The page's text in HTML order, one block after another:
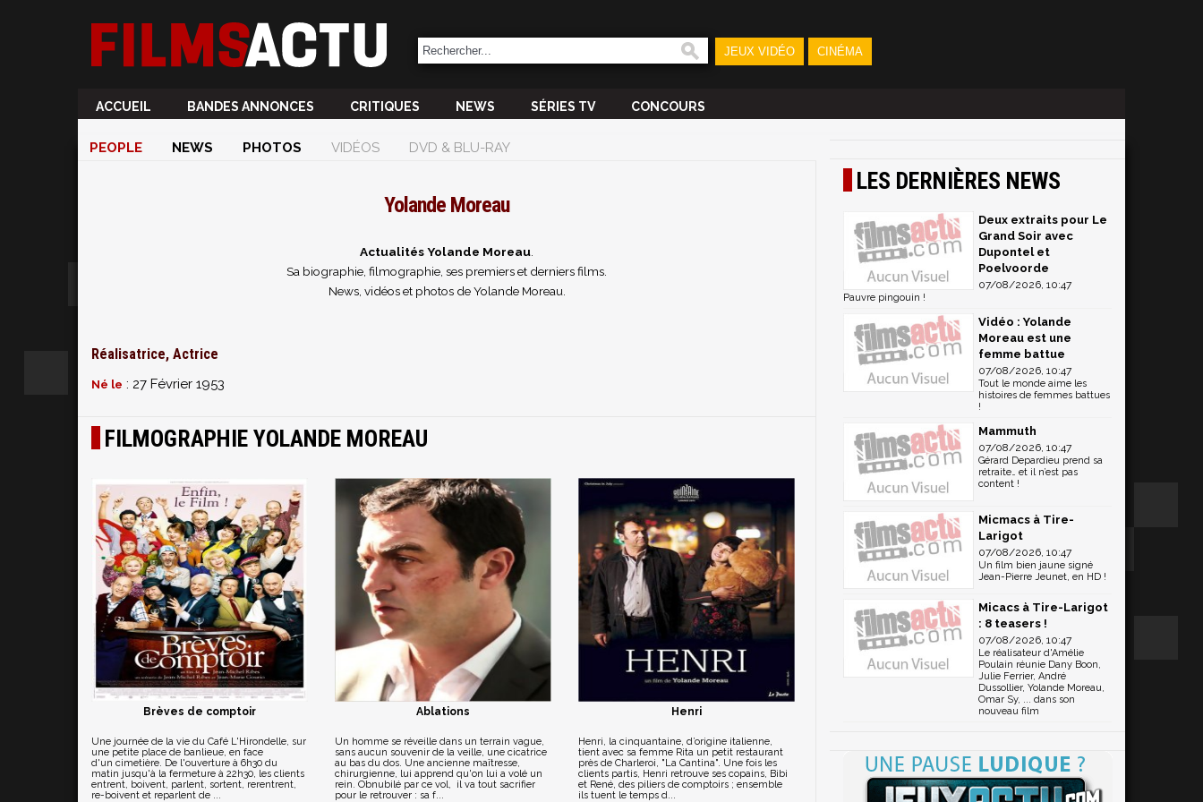
JEUX VIDÉO CINÉMA
ACCUEIL BANDES ANNONCES CRITIQUES NEWS SÉRIES TV CONCOURS
PEOPLE NEWS PHOTOS VIDÉOS DVD & BLU-RAY
Yolande Moreau
Actualités Yolande Moreau
Sa biographie, filmographie, ses premiers et derniers films.
News, vidéos et photos de Yolande Moreau.
Réalisatrice, Actrice
Né le : 27 Février 1953
FILMOGRAPHIE YOLANDE MOREAU
Brèves de comptoir
Une journée de la vie du Café L'Hirondelle, sur
une petite place de banlieue, en face
d'un cimetière. De l'ouverture à 6h30 du
matin jusqu'à la fermeture à 22h30, les clients
entrent, boivent, parlent, sortent, rerentrent,
re-boivent et reparlent de ...
Ablations
Un homme se réveille dans un terrain vague,
sans aucun souvenir de la veille, une cicatrice
au bas du dos. Une ancienne maîtresse,
chirurgienne, lui apprend qu'on lui a volé un
rein. Obnubilé par ce vol, il va tout sacrifier
pour le retrouver : sa f...
Henri
Henri, la cinquantaine, d’origine italienne,
tient avec sa femme Rita un petit restaurant
près de Charleroi, "La Cantina". Une fois les
clients partis, Henri retrouve ses copains, Bibi
et René, des piliers de comptoirs ; ensemble
ils tuent le temps d...
LES DERNIÈRES NEWS
Deux extraits pour Le
Grand Soir avec
Dupontel et
Poelvoorde
07/08/2026, 10:47
Pauvre pingouin !
Vidéo : Yolande
Moreau est une
femme battue
07/08/2026, 10:47
Tout le monde aime les
histoires de femmes battues
!
Mammuth
07/08/2026, 10:47
Gérard Depardieu prend sa
retraite… et il n’est pas
content !
Micmacs à Tire-
Larigot
07/08/2026, 10:47
Un film bien jaune signé
Jean-Pierre Jeunet, en HD !
Micacs à Tire-Larigot
: 8 teasers !
07/08/2026, 10:47
Le réalisateur d'Amélie
Poulain réunie Dany Boon,
Julie Ferrier, André
Dussollier, Yolande Moreau,
Omar Sy, ... dans son
nouveau film